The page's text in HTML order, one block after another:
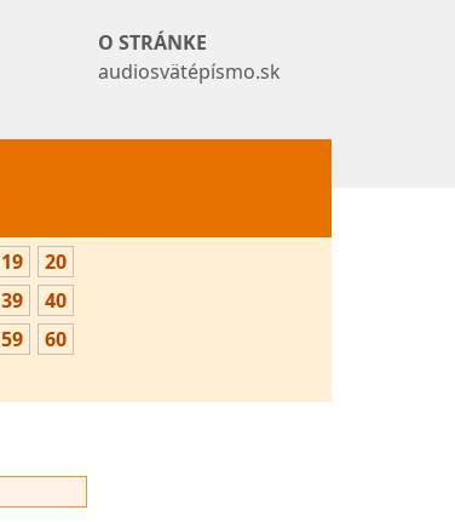
O STRÁNKE
audiosvätépísmo.sk
19
20
39
40
59
60